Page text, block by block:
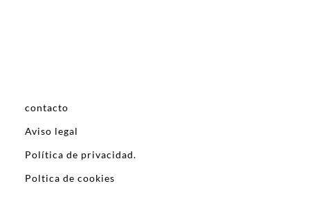
contacto
Aviso legal
Política de privacidad.
Poltica de cookies